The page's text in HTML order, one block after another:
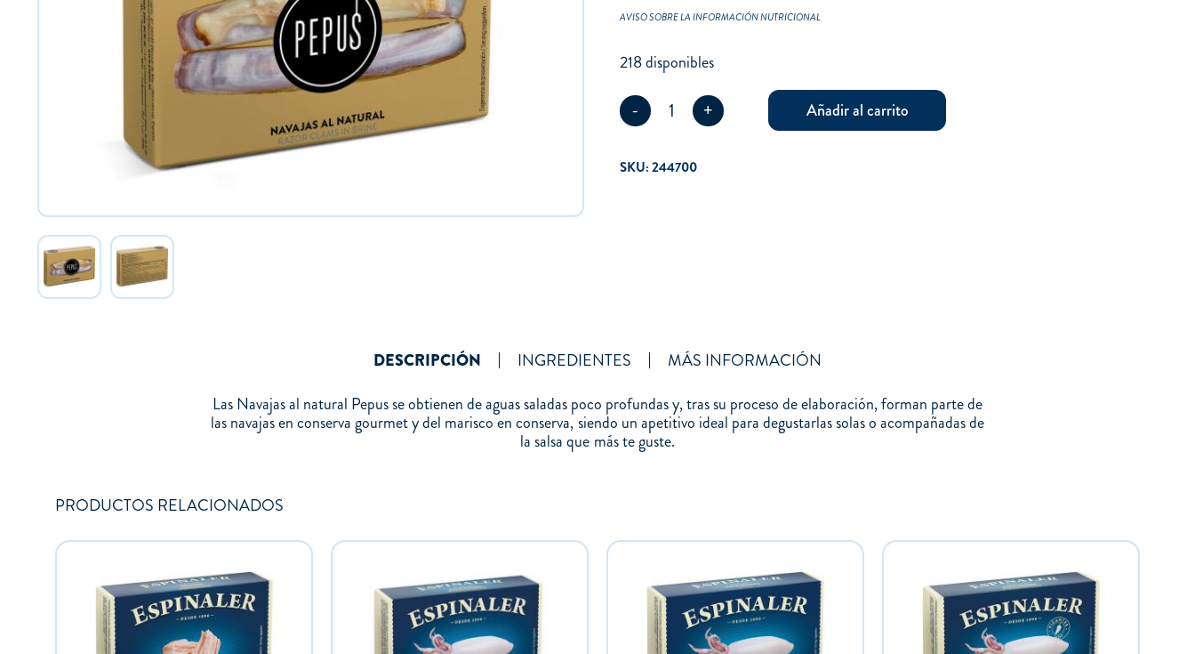
AVISO SOBRE LA INFORMACIÓN NUTRICIONAL
218 disponibles
- 1 + Añadir al carrito
SKU:244700
DESCRIPCIÓN INGREDIENTES
MÁS INFORMACIÓN
Las Navajas al natural Pepus se obtienen de aguas saladas poco profundas y, tras su proceso de elaboración, forman parte de
las navajas en conserva gourmet y del marisco en conserva, siendo un apetitivo ideal para degustarlas solas o acompañadas de
la salsa que más te guste.
PRODUCTOS RELACIONADOS